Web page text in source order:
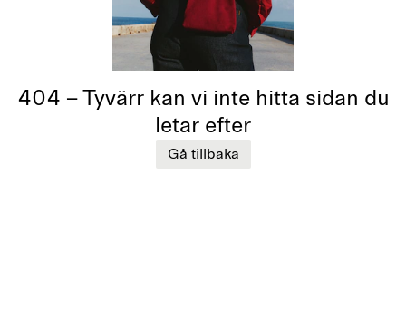
404 – Tyvärr kan vi inte hitta sidan du
letar efter
Gå tillbaka